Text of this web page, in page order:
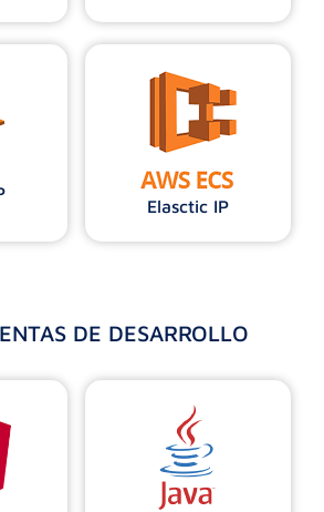
Elasctic IP
DE DESARROLLO